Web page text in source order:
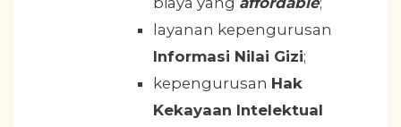
layanan kepengurusan
Informasi Nilai Gizi;
kepengurusan Hak
Kekayaan Intelektual